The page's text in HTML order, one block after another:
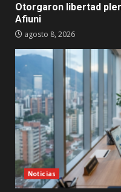
Otorgaron libertad
Afiuni
agosto 8, 2026
Noticias